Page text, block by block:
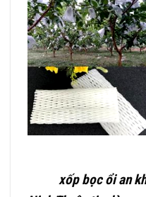
xốp bọc ổi an